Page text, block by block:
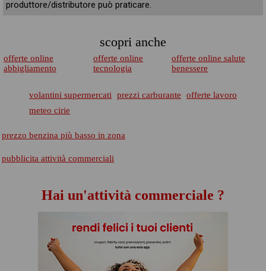
produttore/distributore può praticare.
scopri anche
offerte online
abbigliamento
offerte online
tecnologia
offerte online salute
benessere
volantini supermercati prezzi carburante
offerte lavoro
meteo cirie
prezzo benzina più basso in zona
pubblicita attività commerciali
Hai un'attività commerciale ?